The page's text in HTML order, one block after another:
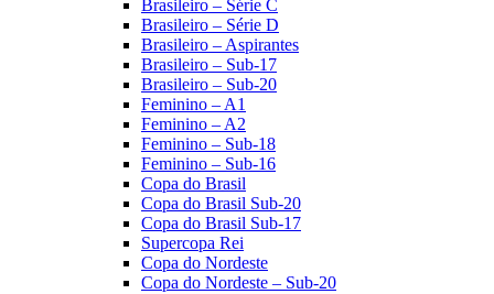
Brasileiro – Série C
Brasileiro – Série D
Brasileiro – Aspirantes
Brasileiro – Sub-17
Brasileiro – Sub-20
Feminino – A1
Feminino – A2
Feminino – Sub-18
Feminino – Sub-16
Copa do Brasil
Copa do Brasil Sub-20
Copa do Brasil Sub-17
Supercopa Rei
Copa do Nordeste
Copa do Nordeste – Sub-20